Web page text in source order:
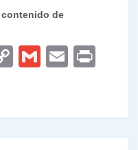
contenido de
C
y
G
l
E
l